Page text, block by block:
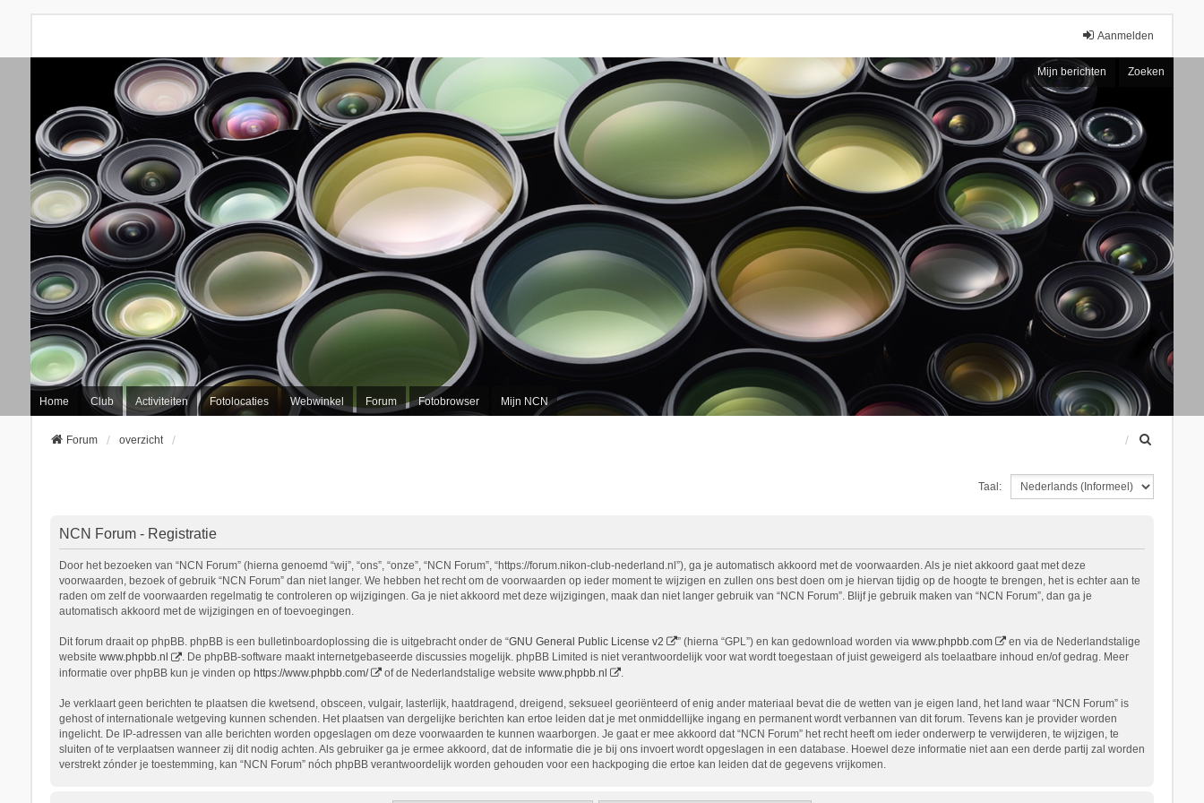
Aanmelden
Mijn berichten Zoeken
Home Club Activiteiten Fotolocaties Webwinkel Forum Fotobrowser Mijn NCN
Forum overzicht
e
Taal:
NCN Forum - Registratie
Door het bezoeken van “NCN Forum” (hierna genoemd “wij”, “ons”, “onze”, “NCN Forum”, “https://forum.nikon-club-nederland.nl”), ga je automatisch akkoord met de voorwaarden. Als je niet akkoord gaat met deze
voorwaarden, bezoek of gebruik “NCN Forum” dan niet langer. We hebben het recht om de voorwaarden op ieder moment te wijzigen en zullen ons best doen om je hiervan tijdig op de hoogte te brengen, het is echter aan te
raden om zelf de voorwaarden regelmatig te controleren op wijzigingen. Ga je niet akkoord met deze wijzigingen, maak dan niet langer gebruik van “NCN Forum”. Blijf je gebruik maken van “NCN Forum”, dan ga je
automatisch akkoord met de wijzigingen en of toevoegingen.
Dit forum draait op phpBB. phpBB is een bulletinboardoplossing die is uitgebracht onder de “GNU General Public License v2 ” (hierna “GPL”) en kan gedownload worden via www.phpbb.com
en via de Nederlandstalige
website www.phpbb.nl
. De phpBB-software maakt internetgebaseerde discussies mogelijk. phpBB Limited is niet verantwoordelijk voor wat wordt toegestaan of juist geweigerd als toelaatbare inhoud en/of gedrag. Meer
informatie over phpBB kun je vinden op https://www.phpbb.com/ of de Nederlandstalige website www.phpbb.nl .
Je verklaart geen berichten te plaatsen die kwetsend, obsceen, vulgair, lasterlijk, haatdragend, dreigend, seksueel georiënteerd of enig ander materiaal bevat die de wetten van je eigen land, het land waar “NCN Forum” is
gehost of internationale wetgeving kunnen schenden. Het plaatsen van dergelijke berichten kan ertoe leiden dat je met onmiddellijke ingang en permanent wordt verbannen van dit forum. Tevens kan je provider worden
ingelicht. De IP-adressen van alle berichten worden opgeslagen om deze voorwaarden te kunnen waarborgen. Je gaat er mee akkoord dat “NCN Forum” het recht heeft om ieder onderwerp te verwijderen, te wijzigen, te
sluiten of te verplaatsen wanneer zij dit nodig achten. Als gebruiker ga je ermee akkoord, dat de informatie die je bij ons invoert wordt opgeslagen in een database. Hoewel deze informatie niet aan een derde partij zal worden
verstrekt zónder je toestemming, kan “NCN Forum” nóch phpBB verantwoordelijk worden gehouden voor een hackpoging die ertoe kan leiden dat de gegevens vrijkomen.